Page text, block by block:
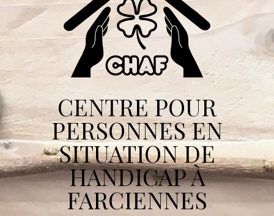
CENTRE POUR
PERSONNES EN
SITUATION DE
HANDICAP À
FARCIENNES